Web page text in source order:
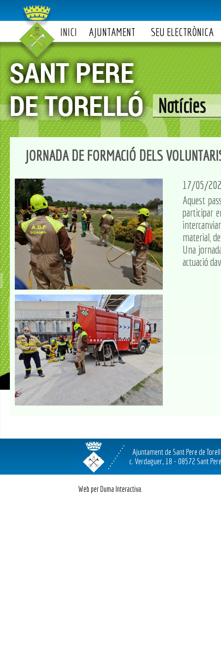
INICI AJUNTAMENT SEU ELECTRÒNICA
Notícies
JORNADA DE FORMACIÓ DELS
17/05/
Aquest
participar
material,
Una
actuació
Ajuntament de Sant Pere de
c. Verdaguer, 18 - 08572 Sant
Web per Duma Interactiva.